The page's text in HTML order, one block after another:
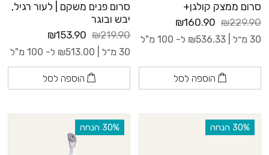
סרום ממצק קולגן+
₪229.90
₪160.90
30 מ״ל | ₪536.33 ל- 100 מ"ל
הוספה לסל
סרום פנים משקם | לעור רגיל,
יבש ובוגר
₪219.90
₪153.90
30 מ״ל | ₪513.00 ל- 100 מ"ל
הוספה לסל
‫30% הנחה ‫30% הנחה